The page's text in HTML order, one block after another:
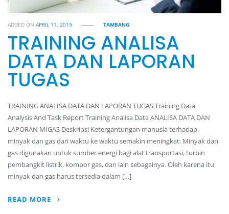
ADDED ONAPRIL 11, 2019 TAMBANG
TRAINING ANALISA
DATA DAN LAPORAN
TUGAS
TRAINING ANALISA DATA DAN LAPORAN TUGAS Training Data
Analysis And Task Report Training Analisa Data ANALISA DATA DAN
LAPORAN MIGAS Deskripsi Ketergantungan manusia terhadap
minyak dan gas dari waktu ke waktu semakin meningkat. Minyak dan
gas digunakan untuk sumber energi bagi alat transportasi, turbin
pembangkit listrik, kompor gas, dan lain sebagainya. Oleh karena itu
minyak dan gas harus tersedia dalam […]
READ MORE